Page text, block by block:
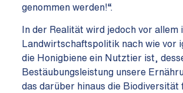
genommen werden!“.
In der Realität wird jedoch vor allem
Landwirtschaftspolitik nach wie vor
die Honigbiene ein Nutztier ist,
Bestäubungsleistung unsere
das darüber hinaus die Biodiversität